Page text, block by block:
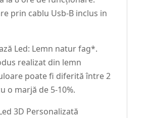
prin cablu Usb-B inclus in
Led: Lemn natur fag*.
realizat din lemn
poate fi diferită între 2
o marjă de 5-10%.
3D Personalizată